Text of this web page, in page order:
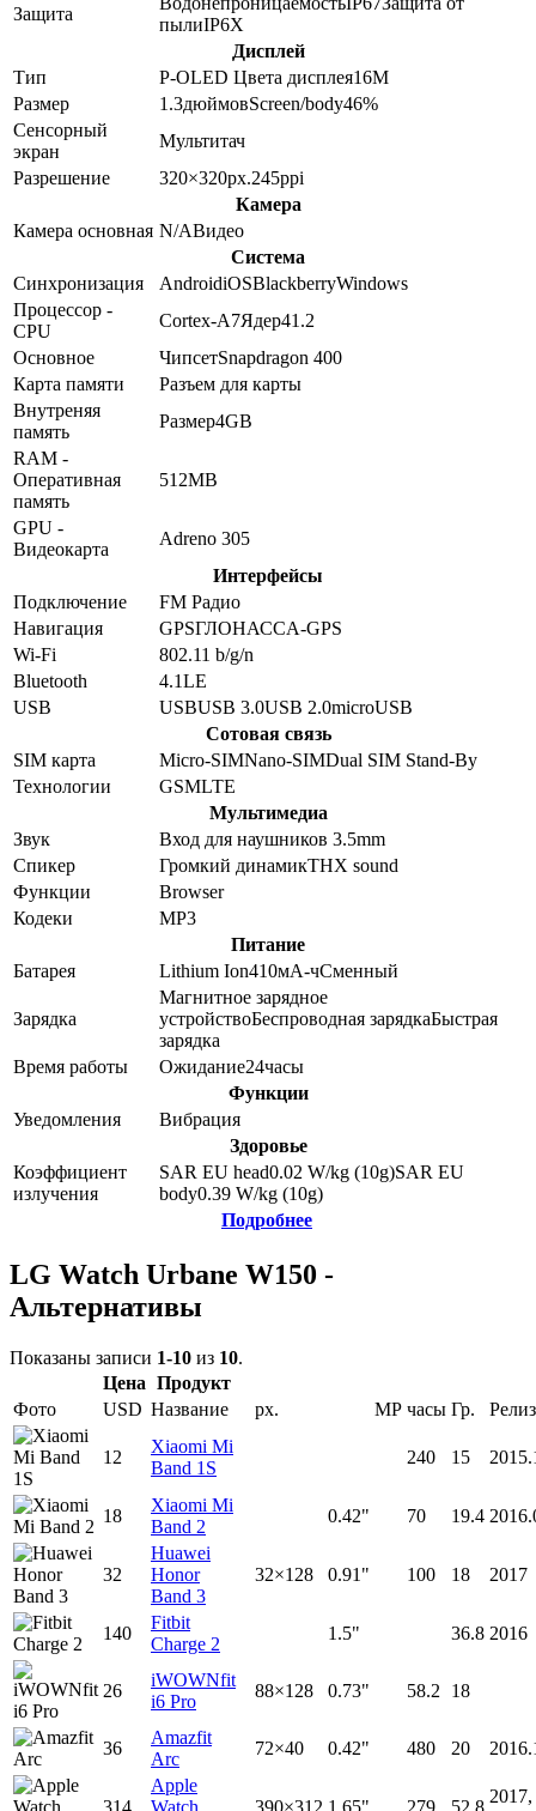
Защита
пылиIP6X
Дисплей
Тип
P-OLED Цвета дисплея16M
Размер
1.3дюймовScreen/body46%
Сенсорный
экран
Мультитач
Разрешение
320×320px.245ppi
Камера
Камера основная N/AВидео
Система
Синхронизация
AndroidiOSBlackberryWindows
Процессор -
CPU
Cortex-A7Ядер41.2
Основное
ЧипсетSnapdragon 400
Карта памяти
Разъем для карты
Внутреняя
память
Размер4GB
RAM -
Оперативная
память
512MB
GPU -
Видеокарта
Adreno 305
Интерфейсы
Подключение
FM Радио
Навигация
GPSГЛОНАССA-GPS
Wi-Fi
802.11 b/g/n
Bluetooth
4.1LE
USB
USBUSB 3.0USB 2.0microUSB
Сотовая связь
SIM карта
Micro-SIMNano-SIMDual SIM Stand-By
Технологии
GSMLTE
Мультимедиа
Звук
Вход для наушников 3.5mm
Спикер
Громкий динамикTHX sound
Функции
Browser
Кодеки
MP3
Питание
Батарея
Lithium Ion410мА-чСменный
Зарядка
Магнитное зарядное
устройствоБеспроводная зарядкаБыстрая
зарядка
Время работы
Ожидание24часы
Функции
Уведомления
Вибрация
Здоровье
Коэффициент
излучения
SAR EU head0.02 W/kg (10g)SAR EU
body0.39 W/kg (10g)
Подробнее
LG Watch Urbane W150 -
Альтернативы
Показаны записи 1-10 из 10.
Цена Продукт
Фото
USD Название px. MP часы Гр. Релиз
12
Xiaomi Mi
Band 1S
240 15
18
Xiaomi Mi
Band 2
0.42" 70 19.4
32
Huawei
Honor
Band 3
32×128 0.91" 100 18 2017
140
Fitbit
Charge 2
1.5" 36.8 2016
26
iWOWNfit
i6 Pro
88×128 0.73" 58.2 18
36
Amazfit
Arc
72×40 0.42" 480 20
Apple
2017,